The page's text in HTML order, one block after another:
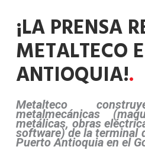
¡LA PRENSA
METALTECO
ANTIOQUIA!.
Metalteco
metalmecánicas
metálicas, obras
software) de la terminal
Puerto Antioquia en el